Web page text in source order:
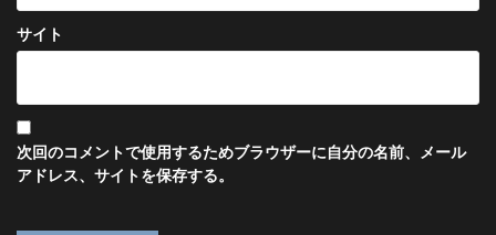
サイト
次回のコメントで使用するためブラウザーに自分の名前、メール
アドレス、サイトを保存する。